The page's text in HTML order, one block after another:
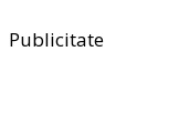
Publicitate